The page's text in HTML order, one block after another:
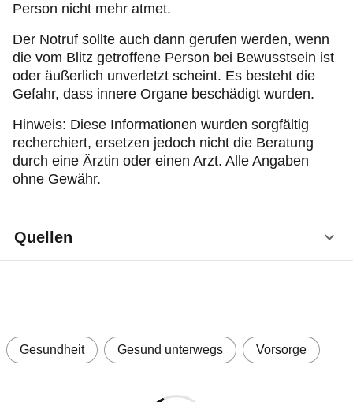
Person nicht mehr atmet.
Der Notruf sollte auch dann gerufen werden, wenn
die vom Blitz getroffene Person bei Bewusstsein ist
oder äußerlich unverletzt scheint. Es besteht die
Gefahr, dass innere Organe beschädigt wurden.
Hinweis: Diese Informationen wurden sorgfältig
recherchiert, ersetzen jedoch nicht die Beratung
durch eine Ärztin oder einen Arzt. Alle Angaben
ohne Gewähr.
Quellen
ngen-und-vergiftung/verletzungen-durch-strom-
und-blitzschlag/verletzung-durch-blitzschlag
Gesundheit Gesund unterwegs Vorsorge